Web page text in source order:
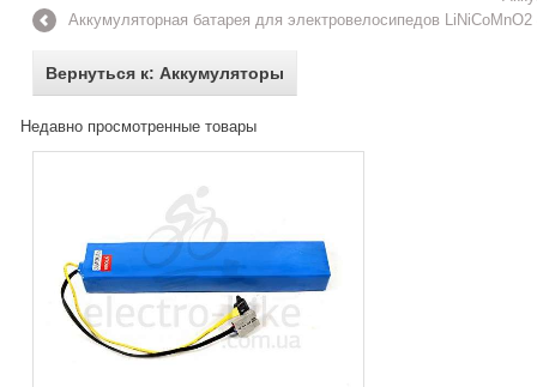
Аккумуляторная батарея для электровелосипедов
Вернуться к: Аккумуляторы
Недавно просмотренные товары